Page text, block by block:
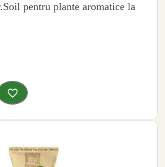
pentru plante aromatice la